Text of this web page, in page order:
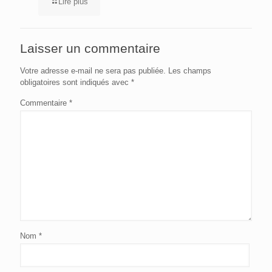
Laisser un commentaire
Votre adresse e-mail ne sera pas publiée. Les champs
obligatoires sont indiqués avec *
Commentaire *
Nom *